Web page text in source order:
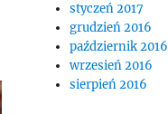
styczeń 2017
grudzień 2016
październik 2016
wrzesień 2016
sierpień 2016